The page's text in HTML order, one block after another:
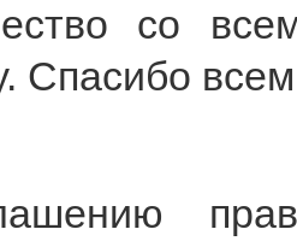
со
Спасибо